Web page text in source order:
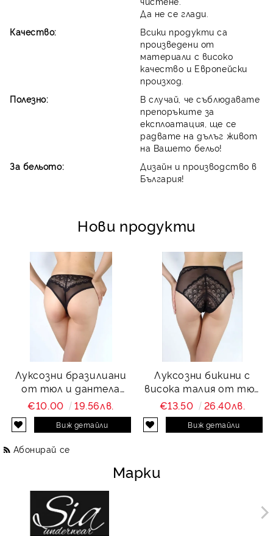
Да не се глади.
Качество:
Всики продукти са
произведени от
материали с високо
качество и Европейски
произход.
Полезно:
В случай, че съблюдавате
препоръките за
експлоатация, ще се
радвате на дълъг живот
на Вашето бельо!
За бельото:
Дизайн и производство в
България!
Нови продукти
Луксозни бразилиани
от тюл и дантела
Charity
€10.00 19.56лв.
Виж детайли
Луксозни бикини с
висока талия от тюл
и дантела Charity
€13.50 26.40лв.
Виж детайли
Абонирай се
Марки